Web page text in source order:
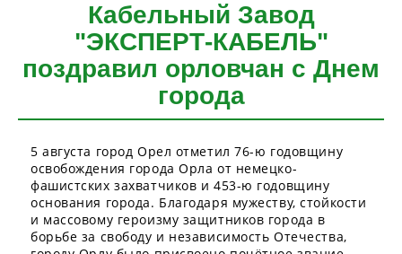
Кабельный Завод
"ЭКСПЕРТ-КАБЕЛЬ"
поздравил орловчан с Днем
города
5 августа город Орел отметил 76-ю годовщину
освобождения города Орла от немецко-
фашистских захватчиков и 453-ю годовщину
основания города. Благодаря мужеству, стойкости
и массовому героизму защитников города в
борьбе за свободу и независимость Отечества,